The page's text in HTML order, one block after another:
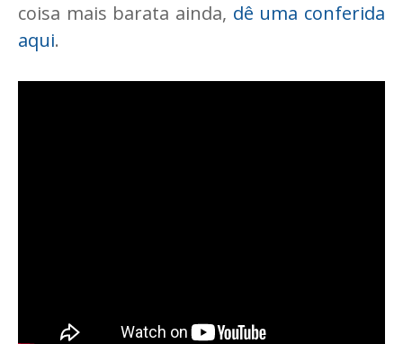
coisa mais barata ainda, dê uma conferida
aqui.